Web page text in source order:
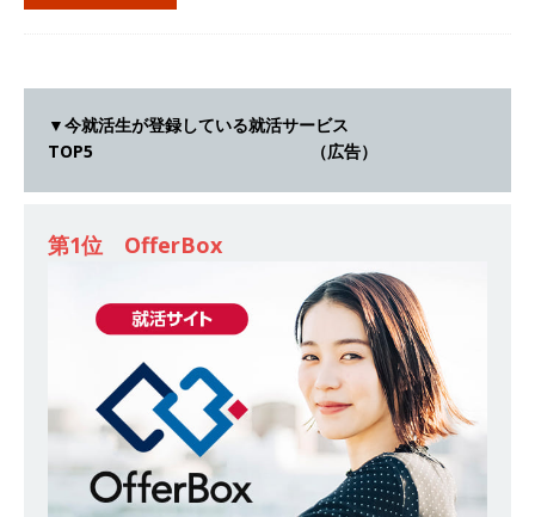
｜ プライム上場 ｜ 新電元工業
業界の知識・スキルを身に付けることが可能 ｜
データ分析のエキスパートとしてクライアントの
課題を解決 ｜ 土日祝完全休み ｜ データアナリテ
ィクスラボ
体育会積極採用企業
[ 2026年5月14日 ]
【 28卒 ｜ 東京勤務・転勤な
し 】 食品・生鮮業界に特化した人材紹介サービ
▼今就活生が登録している就活サービス
TOP5 （広告）
第1位 OfferBox